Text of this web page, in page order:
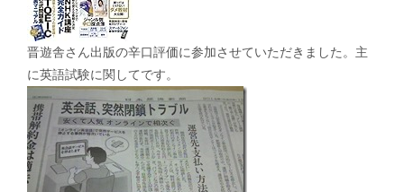
晋遊舎さん出版の辛口評価に参加させていただきました。主
に英語試験に関してです。